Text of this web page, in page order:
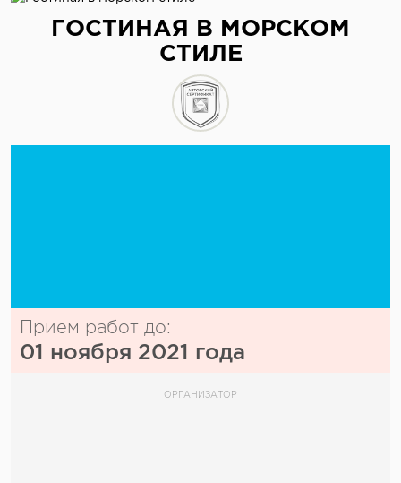
ГОСТИНАЯ В МОРСКОМ
СТИЛЕ
Прием работ до:
01 ноября 2021 года
ОРГАНИЗАТОР